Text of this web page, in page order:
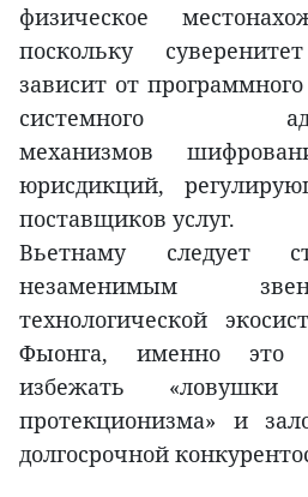
физическое
поскольку
зависит от
системного
механизмов
юрисдикций,
поставщиков услуг.
Вьетнаму следует
незаменимым
технологической
Фыонга, именно это
избежать «ловушки
протекционизма» и
долгосрочной